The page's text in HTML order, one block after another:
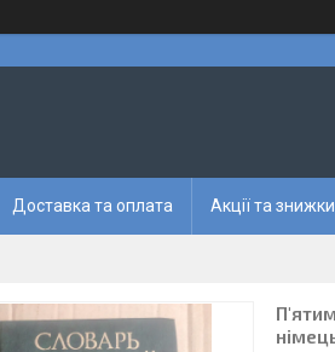
Доставка та оплата Акції та знижки